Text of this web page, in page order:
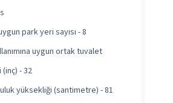
park yeri sayısı - 8
uygun ortak tuvalet
- 32
yüksekliği (santimetre) - 81